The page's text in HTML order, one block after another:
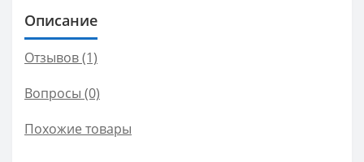
Описание
Отзывов (1)
Вопросы (0)
Похожие товары